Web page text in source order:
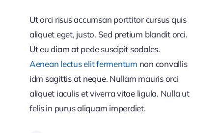
Ut orci risus accumsan porttitor cursus quis
aliquet eget, justo. Sed pretium blandit orci.
Ut eu diam at pede suscipit sodales.
Aenean lectus elit fermentum non convallis
idm sagittis at neque. Nullam mauris orci
aliquet iaculis et viverra vitae ligula. Nulla ut
felis in purus aliquam imperdiet.